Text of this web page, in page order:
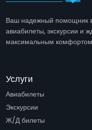
Ваш надежный помощник
авиабилеты, экскурсии и
максимальным
Услуги
Авиабилеты
Экскурсии
Ж/Д билеты